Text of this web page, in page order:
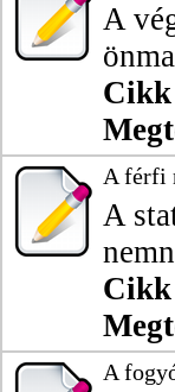
A
Cikk
A férfi
A
Cikk
A